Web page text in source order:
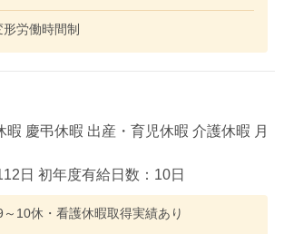
形労働時間制
暇 慶弔休暇 出産・育児休暇 介護休暇 月
日 初年度有給日数：10日
～10休・看護休暇取得実績あり